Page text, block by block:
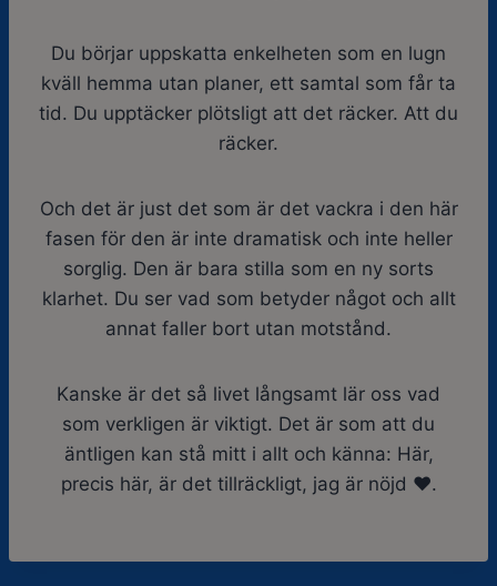
Du börjar uppskatta enkelheten som en lugn
kväll hemma utan planer, ett samtal som får ta
tid. Du upptäcker plötsligt att det räcker. Att du
räcker.
Och det är just det som är det vackra i den här
fasen för den är inte dramatisk och inte heller
sorglig. Den är bara stilla som en ny sorts
klarhet. Du ser vad som betyder något och allt
annat faller bort utan motstånd.
Kanske är det så livet långsamt lär oss vad
som verkligen är viktigt. Det är som att du
äntligen kan stå mitt i allt och känna: Här,
precis här, är det tillräckligt, jag är nöjd ❤️.